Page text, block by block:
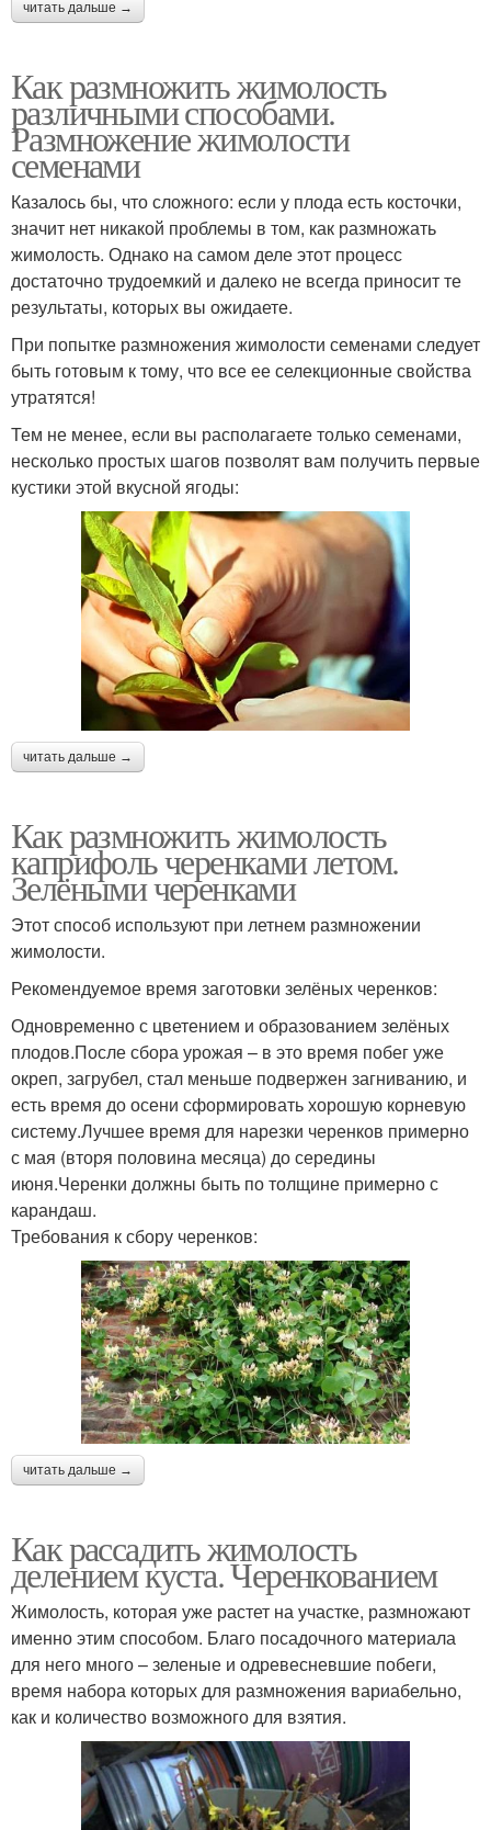
читать дальше →
Как размножить жимолость
различными способами.
Размножение жимолости
семенами
Казалось бы, что сложного: если у плода есть косточки,
значит нет никакой проблемы в том, как размножать
жимолость. Однако на самом деле этот процесс
достаточно трудоемкий и далеко не всегда приносит те
результаты, которых вы ожидаете.
При попытке размножения жимолости семенами следует
быть готовым к тому, что все ее селекционные свойства
утратятся!
Тем не менее, если вы располагаете только семенами,
несколько простых шагов позволят вам получить первые
кустики этой вкусной ягоды:
читать дальше →
Как размножить жимолость
каприфоль черенками летом.
Зелёными черенками
Этот способ используют при летнем размножении
жимолости.
Рекомендуемое время заготовки зелёных черенков:
Одновременно с цветением и образованием зелёных
плодов.После сбора урожая – в это время побег уже
окреп, загрубел, стал меньше подвержен загниванию, и
есть время до осени сформировать хорошую корневую
систему.Лучшее время для нарезки черенков примерно
с мая (вторя половина месяца) до середины
июня.Черенки должны быть по толщине примерно с
карандаш.
Требования к сбору черенков:
читать дальше →
Как рассадить жимолость
делением куста. Черенкованием
Жимолость, которая уже растет на участке, размножают
именно этим способом. Благо посадочного материала
для него много – зеленые и одревесневшие побеги,
время набора которых для размножения вариабельно,
как и количество возможного для взятия.